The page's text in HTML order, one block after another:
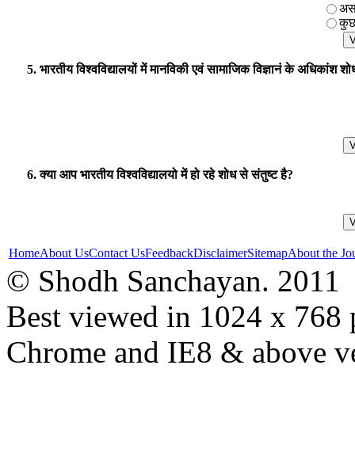
कुछ
5. भारतीय विश्वविद्यालयों में मानविकी एवं सामाजिक विज्ञानं के अधिकांश
6. क्या आप भारतीय विश्वविद्यालयो में हो रहे शोध से संतुष्ट है?
HomeAbout UsContact UsFeedbackDisclaimerSitemapAbout the
© Shodh Sanchayan. 2011
Best viewed in 1024 x
Chrome and IE8 & above